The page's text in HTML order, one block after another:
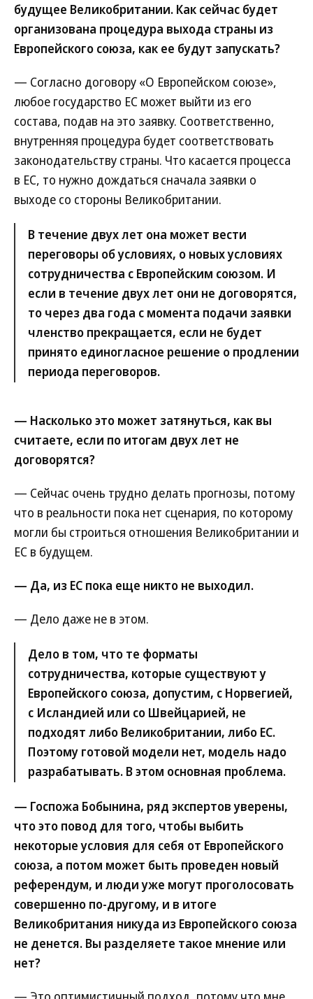
будущее Великобритании. Как сейчас будет
организована процедура выхода страны из
Европейского союза, как ее будут запускать?
— Согласно договору «О Европейском союзе»,
любое государство ЕС может выйти из его
состава, подав на это заявку. Соответственно,
внутренняя процедура будет соответствовать
законодательству страны. Что касается процесса
в ЕС, то нужно дождаться сначала заявки о
выходе со стороны Великобритании.
В течение двух лет она может вести
переговоры об условиях, о новых условиях
сотрудничества с Европейским союзом. И
если в течение двух лет они не договорятся,
то через два года с момента подачи заявки
членство прекращается, если не будет
принято единогласное решение о продлении
периода переговоров.
— Насколько это может затянуться, как вы
считаете, если по итогам двух лет не
договорятся?
— Сейчас очень трудно делать прогнозы, потому
что в реальности пока нет сценария, по которому
могли бы строиться отношения Великобритании и
ЕС в будущем.
— Да, из ЕС пока еще никто не выходил.
— Дело даже не в этом.
Дело в том, что те форматы
сотрудничества, которые существуют у
Европейского союза, допустим, с Норвегией,
с Исландией или со Швейцарией, не
подходят либо Великобритании, либо ЕС.
Поэтому готовой модели нет, модель надо
разрабатывать. В этом основная проблема.
— Госпожа Бобынина, ряд экспертов уверены,
что это повод для того, чтобы выбить
некоторые условия для себя от Европейского
союза, а потом может быть проведен новый
референдум, и люди уже могут проголосовать
совершенно по-другому, и в итоге
Великобритания никуда из Европейского союза
не денется. Вы разделяете такое мнение или
нет?